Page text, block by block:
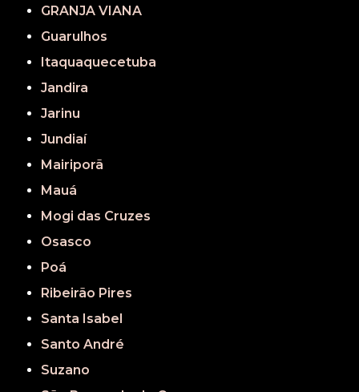
GRANJA VIANA
Guarulhos
Itaquaquecetuba
Jandira
Jarinu
Jundiaí
Mairiporã
Mauá
Mogi das Cruzes
Osasco
Poá
Ribeirão Pires
Santa Isabel
Santo André
Suzano